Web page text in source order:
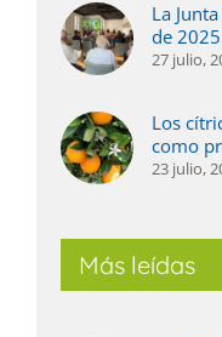
La
de 2025
27 julio,
Los
como
23 julio,
Más leídas